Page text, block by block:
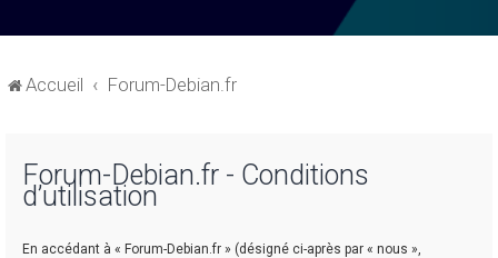
Accueil Forum-Debian.fr
Forum-Debian.fr - Conditions
d’utilisation
En accédant à « Forum-Debian.fr » (désigné ci-après par « nous »,